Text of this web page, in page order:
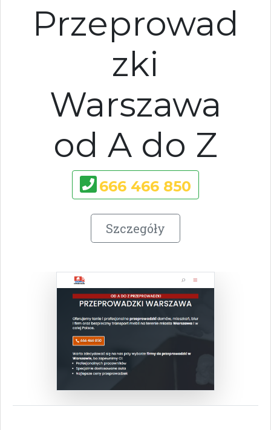
Przeprowad
zki
Warszawa
od A do Z
666 466 850
Szczegóły